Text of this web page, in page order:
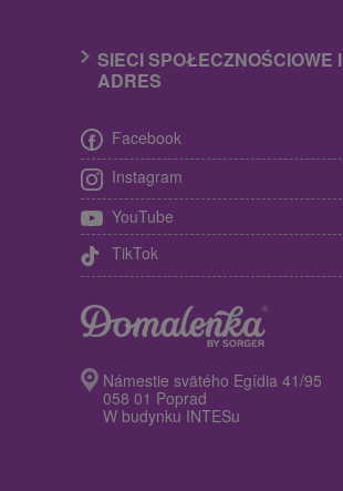
SIECI SPOŁECZNOŚCIOWE I
ADRES
Facebook
Instagram
YouTube
TikTok
Námestie svätého Egídia 41/95
058 01 Poprad
W budynku INTESu